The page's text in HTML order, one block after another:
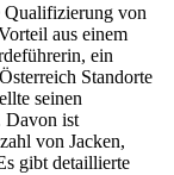
Qualifizierung von
aus einem
ein
Standorte
seinen
Davon ist
von Jacken,
gibt detaillierte